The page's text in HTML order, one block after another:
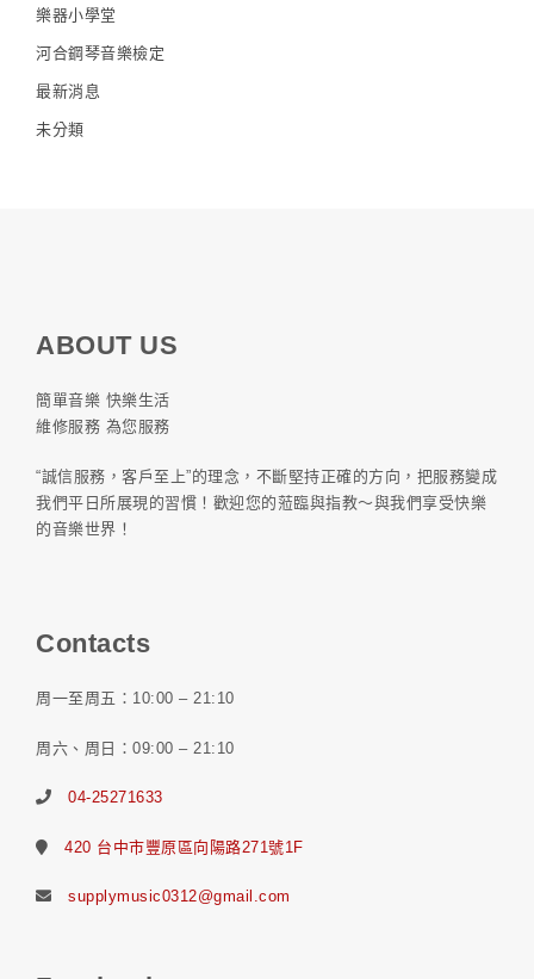
樂器小學堂
河合鋼琴音樂檢定
最新消息
未分類
ABOUT US
簡單音樂 快樂生活
維修服務 為您服務
“誠信服務，客戶至上”的理念，不斷堅持正確的方向，把服務變成
我們平日所展現的習慣！歡迎您的蒞臨與指教～與我們享受快樂
的音樂世界！
Contacts
周一至周五：10:00 – 21:10
周六、周日：09:00 – 21:10
04-25271633
420 台中市豐原區向陽路271號1F
supplymusic0312@gmail.com